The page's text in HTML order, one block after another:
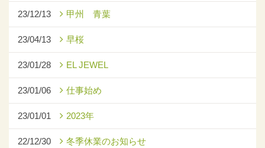
23/12/13 甲州 青葉
23/04/13 早桜
23/01/28 EL JEWEL
23/01/06 仕事始め
23/01/01 2023年
22/12/30 冬季休業のお知らせ